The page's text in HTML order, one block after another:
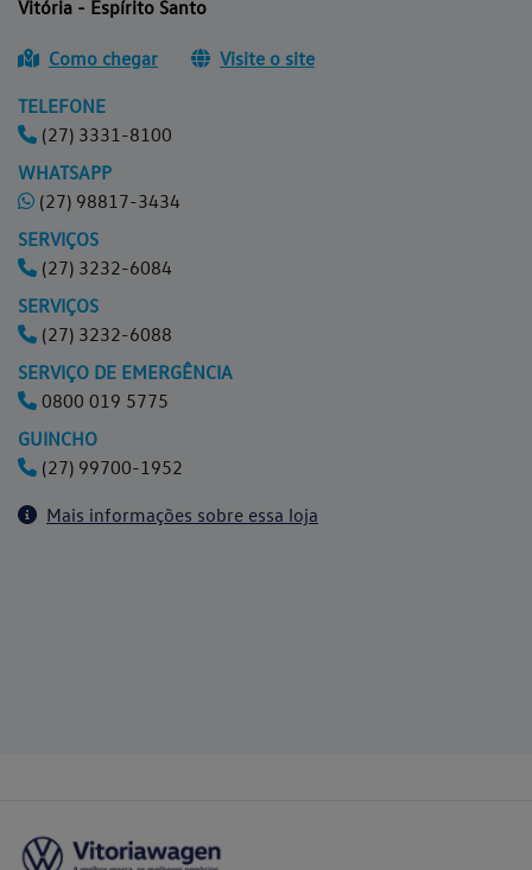
Vitória - Espírito Santo
Como chegar
Visite o site
TELEFONE
(27) 3331-8100
WHATSAPP
(27) 98817-3434
SERVIÇOS
(27) 3232-6084
SERVIÇOS
(27) 3232-6088
SERVIÇO DE EMERGÊNCIA
0800 019 5775
GUINCHO
(27) 99700-1952
Mais informações sobre essa loja